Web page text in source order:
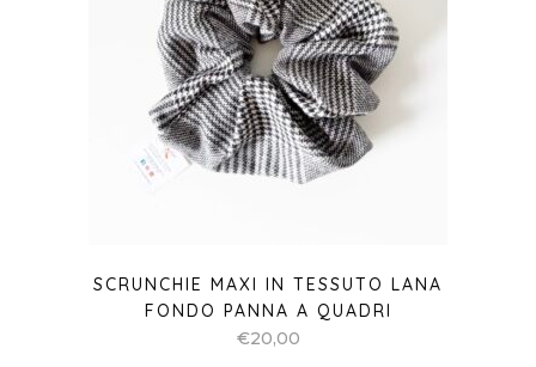
recente
SCRUNCHIE MAXI IN TESSUTO LANA
FONDO PANNA A QUADRI
€20,00